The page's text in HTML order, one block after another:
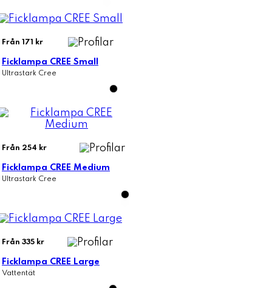
Från 171 kr
Ficklampa CREE Small
Ultrastark Cree
Från 254 kr
Ficklampa CREE Medium
Ultrastark Cree
Från 335 kr
Ficklampa CREE Large
Vattentät